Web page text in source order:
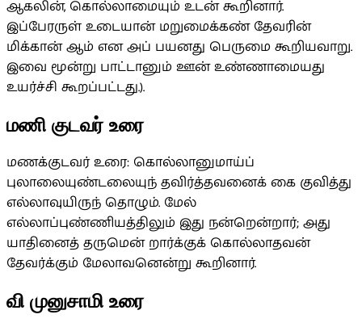
ஆகலின், கொல்லாமையும் உடன் கூறினார்.
இப்பேரருள் உடையான் மறுமைக்கண் தேவரின்
மிக்கான் ஆம் என அப் பயனது பெருமை கூறியவாறு.
இவை மூன்று பாட்டானும் ஊன் உண்ணாமையது
உயர்ச்சி கூறப்பட்டது.).
மணி குடவர் உரை
மணக்குடவர் உரை: கொல்லானுமாய்ப்
புலாலையுண்டலையுந் தவிர்த்தவனைக் கை குவித்து
எல்லாவுயிருந் தொழும். மேல்
எல்லாப்புண்ணியத்திலும் இது நன்றென்றார்; அது
யாதினைத் தருமென் றார்க்குக் கொல்லாதவன்
தேவர்க்கும் மேலாவனென்று கூறினார்.
வி முனுசாமி உரை